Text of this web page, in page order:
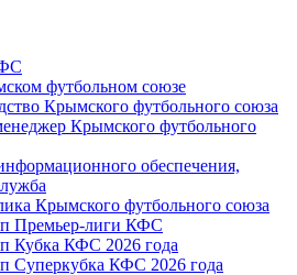
футбольном союзе
Крымского футбольного союза
Крымского футбольного
обеспечения,
Крымского футбольного союза
Премьер-лиги КФС
Кубка КФС 2026 года
Суперкубка КФС 2026 года